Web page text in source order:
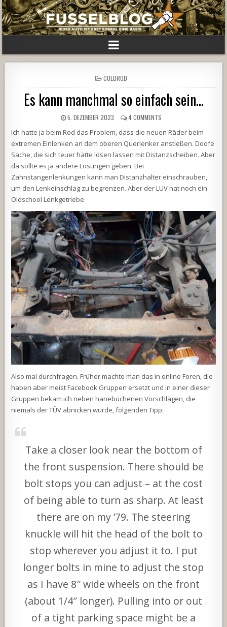
POSTED
IN
COLDROD
Es kann manchmal so einfach sein…
5. DEZEMBER 2023 4 COMMENTS
Ich hatte ja beim Rod das Problem, dass die neuen Räder beim
extremen Einlenken an dem oberen Querlenker anstießen. Doofe
Sache, die sich teuer hätte lösen lassen mit Distanzscheiben. Aber
da sollte es ja andere Lösungen geben. Bei
Zahnstangenlenkungen kann man Distanzhalter einschrauben,
um den Lenkeinschlag zu begrenzen. Aber der LUV hat noch ein
Oldschool Lenkgetriebe.
Also mal durchfragen. Früher machte man das in online Foren, die
haben aber meist Facebook Gruppen ersetzt und in einer dieser
Gruppen bekam ich neben hanebüchenen Vorschlägen, die
niemals der TÜV abnicken würde, folgenden Tipp:
Take a closer look near the bottom of
the front suspension. There should be
bolt stops you can adjust – at the cost
of being able to turn as sharp. At least
there are on my ’79. The steering
knuckle will hit the head of the bolt to
stop wherever you adjust it to. I put
longer bolts in mine to adjust the stop
as I have 8″ wide wheels on the front
(about 1/4″ longer). Pulling into or out
of a tight parking space might be a